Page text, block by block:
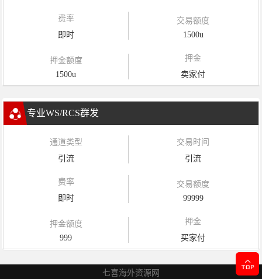
费率
即时
交易额度
1500u
押金额度
1500u
押金
卖家付
专业WS/RCS群发
通道类型
引流
交易时间
引流
费率
即时
交易额度
99999
押金额度
999
押金
买家付
七喜海外资源网